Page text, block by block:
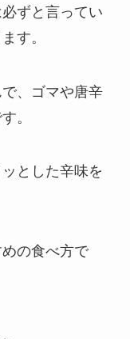
ずと言ってい
す。
、ゴマや唐辛
。
とした辛味を
の食べ方で